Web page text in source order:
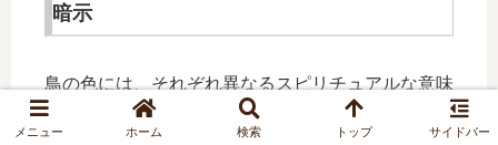
暗示
鳥の色には、それぞれ異なるスピリチュアルな意味
が込められています。特に対照的な「白」と「黒」
メニュー ホーム 検索 トップ サイドバー